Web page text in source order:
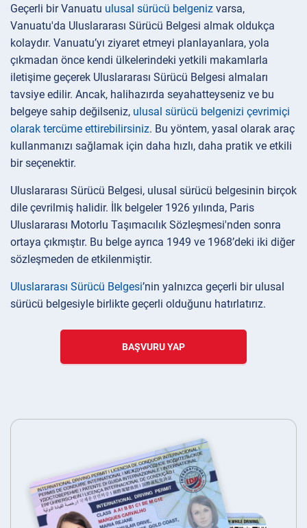
Geçerli bir Vanuatu ulusal sürücü belgeniz varsa,
Vanuatu'da Uluslararası Sürücü Belgesi almak oldukça
kolaydır. Vanuatu’yı ziyaret etmeyi planlayanlara, yola
çıkmadan önce kendi ülkelerindeki yetkili makamlarla
iletişime geçerek Uluslararası Sürücü Belgesi almaları
tavsiye edilir. Ancak, halihazırda seyahatteyseniz ve bu
belgeye sahip değilseniz, ulusal sürücü belgenizi çevrimiçi
olarak tercüme ettirebilirsiniz. Bu yöntem, yasal olarak araç
kullanmanızı sağlamak için daha hızlı, daha pratik ve etkili
bir seçenektir.
Uluslararası Sürücü Belgesi, ulusal sürücü belgesinin birçok
dile çevrilmiş halidir. İlk belgeler 1926 yılında, Paris
Uluslararası Motorlu Taşımacılık Sözleşmesi'nden sonra
ortaya çıkmıştır. Bu belge ayrıca 1949 ve 1968’deki iki diğer
sözleşmeden de etkilenmiştir.
Uluslararası Sürücü Belgesi’nin yalnızca geçerli bir ulusal
sürücü belgesiyle birlikte geçerli olduğunu hatırlatırız.
BAŞVURU YAP